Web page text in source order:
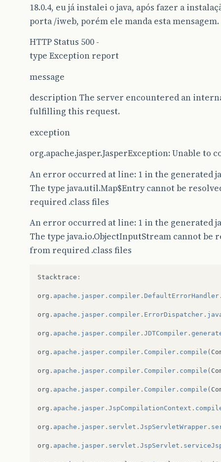
18.0.4, eu já instalei o java, após fazer a
porta /iweb, porém ele manda esta
HTTP Status 500 -
type Exception report
message
description The server encountered an
fulfilling this request.
exception
org.apache.jasper.JasperException: Unable to
An error occurred at line: 1 in the generated
The type java.util.Map$Entry cannot be
required .class files
An error occurred at line: 1 in the generated
The type java.io.ObjectInputStream cannot
from required .class files
Stacktrace :
org . apache . jasper . compiler . DefaultErrorHandler
org . apache . jasper . compiler . ErrorDispatcher .
org . apache . jasper . compiler . JDTCompiler .
org . apache . jasper . compiler . Compiler . compile (
org . apache . jasper . compiler . Compiler . compile (
org . apache . jasper . compiler . Compiler . compile (
org . apache . jasper . JspCompilationContext .
org . apache . jasper . servlet . JspServletWrapper .
org . apache . jasper . servlet . JspServlet .